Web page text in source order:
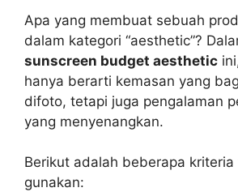
Apa yang membuat sebuah
dalam kategori “aesthetic”?
sunscreen budget aesthetic
hanya berarti kemasan yang
difoto, tetapi juga pengalaman
yang menyenangkan.
Berikut adalah beberapa kriteria
gunakan: